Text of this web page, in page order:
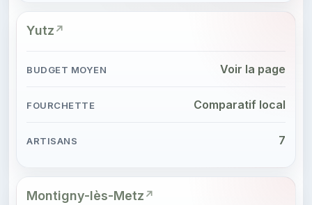
Yutz
Voir la page
Comparatif local
7
Montigny-lès-Metz